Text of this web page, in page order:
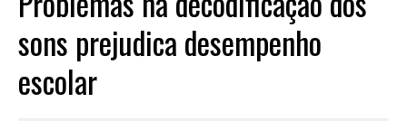
sons prejudica desempenho
escolar